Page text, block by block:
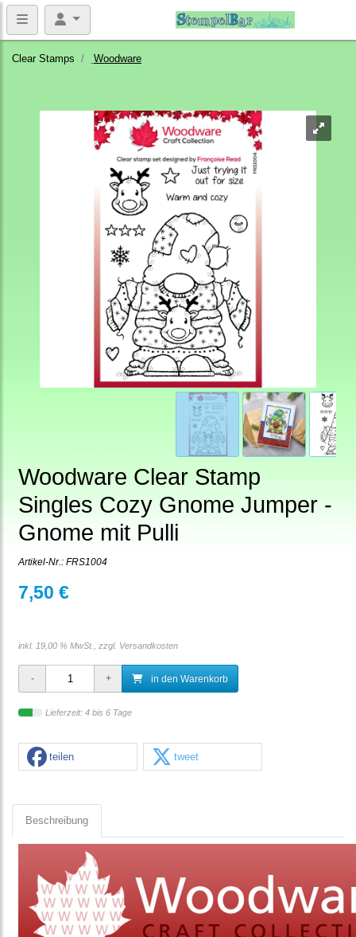
Clear Stamps Woodware
Woodware Clear Stamp
Singles Cozy Gnome Jumper -
Gnome mit Pulli
Artikel-Nr.: FRS1004
7,50 €
inkl. 19,00 % MwSt., zzgl. Versandkosten
in den Warenkorb
Lieferzeit: 4 bis 6 Tage
teilen tweet
Beschreibung